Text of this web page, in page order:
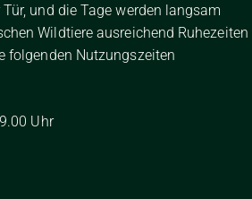
und die Tage werden langsam
Wildtiere ausreichend Ruhezeiten
folgenden Nutzungszeiten
Uhr